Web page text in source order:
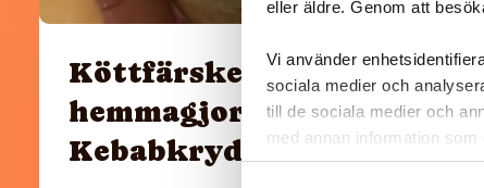
eller äldre. Genom att
Vi använder
sociala medier och
till de sociala medier och
med annan information
Köttfärskebab med
hemmagjord
Kebabkrydda